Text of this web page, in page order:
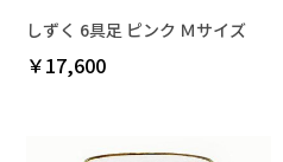
しずく 6具足 ピンク Ｍサイズ
￥17,600